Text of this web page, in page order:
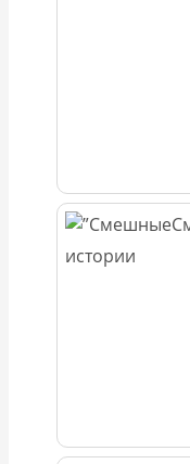
истории